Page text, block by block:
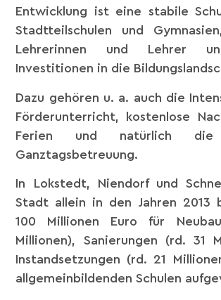
Entwicklung ist eine stabile
Stadtteilschulen und
Lehrerinnen und Lehrer
Investitionen in die
Dazu gehören u. a. auch die
Förderunterricht, kostenlose
Ferien und natürlich die
Ganztagsbetreuung.
In Lokstedt, Niendorf und
Stadt allein in den Jahren 2013
100 Millionen Euro für
Millionen), Sanierungen (rd. 31
Instandsetzungen (rd. 21
allgemeinbildenden Schulen